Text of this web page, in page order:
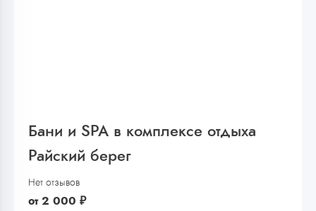
Бани и SPA в комплексе отдыха
Райский берег
Нет отзывов
от 2 000 ₽